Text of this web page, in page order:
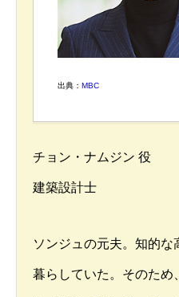
出典： MBC
チョン・ナムジン 役
建築設計士
ソンジュの元夫。知的な
暮らしていた。そのため